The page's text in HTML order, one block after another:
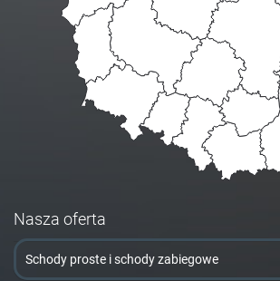
Nasza oferta
Schody proste i schody zabiegowe